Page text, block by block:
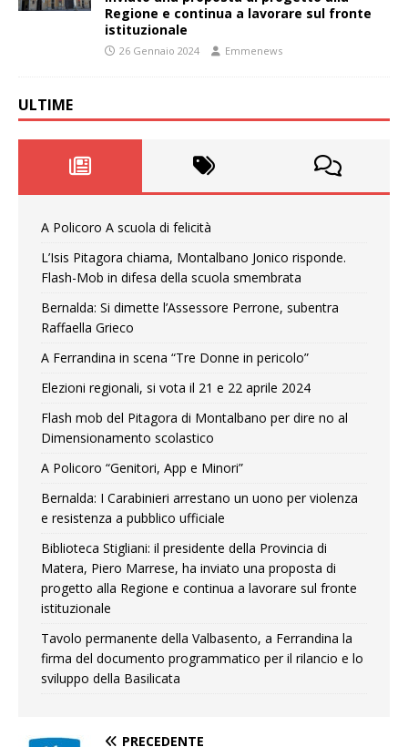
Regione e continua a lavorare sul fronte
istituzionale
26 Gennaio 2024 Emmenews
ULTIME
A Policoro A scuola di felicità
L’Isis Pitagora chiama, Montalbano Jonico risponde.
Flash-Mob in difesa della scuola smembrata
Bernalda: Si dimette l’Assessore Perrone, subentra
Raffaella Grieco
A Ferrandina in scena “Tre Donne in pericolo”
Elezioni regionali, si vota il 21 e 22 aprile 2024
Flash mob del Pitagora di Montalbano per dire no al
Dimensionamento scolastico
A Policoro “Genitori, App e Minori”
Bernalda: I Carabinieri arrestano un uono per violenza
e resistenza a pubblico ufficiale
Biblioteca Stigliani: il presidente della Provincia di
Matera, Piero Marrese, ha inviato una proposta di
progetto alla Regione e continua a lavorare sul fronte
istituzionale
Tavolo permanente della Valbasento, a Ferrandina la
firma del documento programmatico per il rilancio e lo
sviluppo della Basilicata
PRECEDENTE